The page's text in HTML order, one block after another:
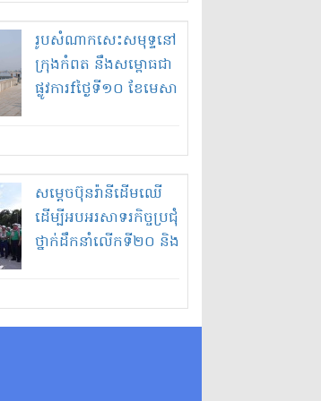
រូបសំណាក​សេះ​សមុទ្ទ​នៅ​
ក្រុង​កំពត នឹង​សម្ពោធ​ជា​
ផ្លូវការ​f​ថ្ងៃទី​១០ ខែមេសា​
សម្តេច​ប៊ុនរ៉ានី​ដើមឈើ​
ដើម្បី​អបអរសាទរ​កិច្ចប្រជុំ​
ថ្នាក់ដឹកនាំ​លើក​ទី​២០ និង​
ក្រហម នៅ​មជ្ឈមណ្ឌល​